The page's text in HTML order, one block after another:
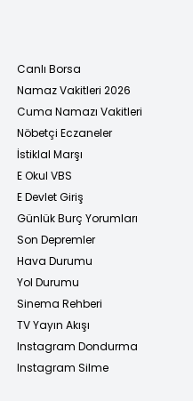
Canlı Borsa
Namaz Vakitleri 2026
Cuma Namazı Vakitleri
Nöbetçi Eczaneler
İstiklal Marşı
E Okul VBS
E Devlet Giriş
Günlük Burç Yorumları
Son Depremler
Hava Durumu
Yol Durumu
Sinema Rehberi
TV Yayın Akışı
Instagram Dondurma
Instagram Silme